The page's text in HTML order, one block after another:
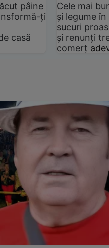
pâine
ți
casă
Cele mai
și legume
sucuri
și renunți
comerț